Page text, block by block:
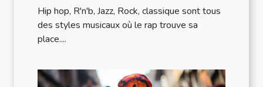
Hip hop, R'n'b, Jazz, Rock, classique sont tous
des styles musicaux où le rap trouve sa
place....